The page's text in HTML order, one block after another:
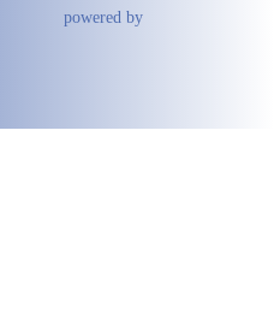
powered by